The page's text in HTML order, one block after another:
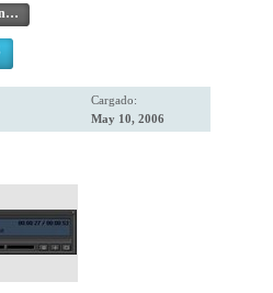
Cargado:
May 10, 2006